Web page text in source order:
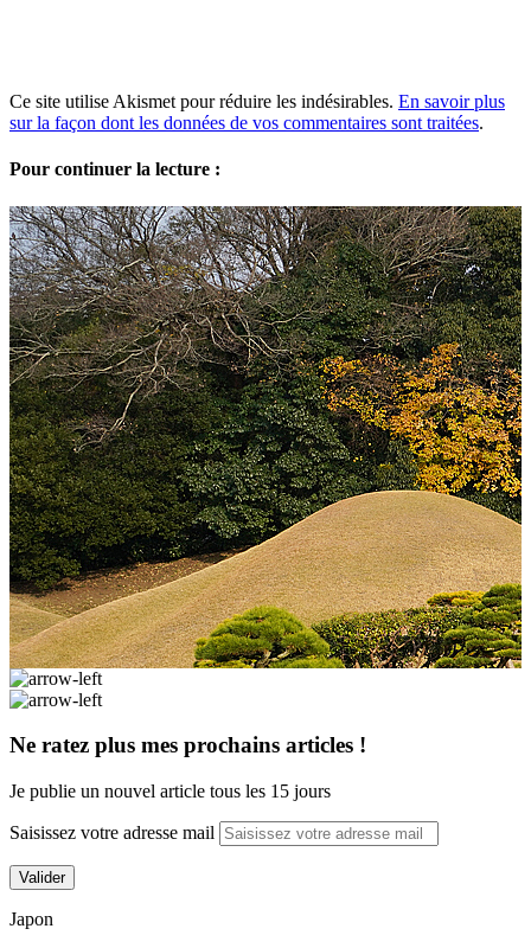
Ce site utilise Akismet pour réduire les indésirables. En savoir plus
sur la façon dont les données de vos commentaires sont traitées.
Pour continuer la lecture :
Ne ratez plus mes prochains articles !
Je publie un nouvel article tous les 15 jours
Saisissez votre adresse mail
Valider
Japon